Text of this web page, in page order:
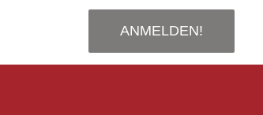
ANMELDEN!